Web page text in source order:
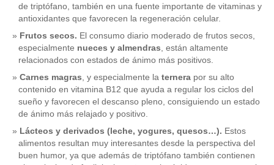
de triptófano, también en una fuente importante de vitaminas y
antioxidantes que favorecen la regeneración celular.
Frutos secos. El consumo diario moderado de frutos secos,
especialmente nueces y almendras, están altamente
relacionados con estados de ánimo más positivos.
Carnes magras, y especialmente la ternera por su alto
contenido en vitamina B12 que ayuda a regular los ciclos del
sueño y favorecen el descanso pleno, consiguiendo un estado
de ánimo más relajado y positivo.
Lácteos y derivados (leche, yogures, quesos…). Estos
alimentos resultan muy interesantes desde la perspectiva del
buen humor, ya que además de triptófano también contienen